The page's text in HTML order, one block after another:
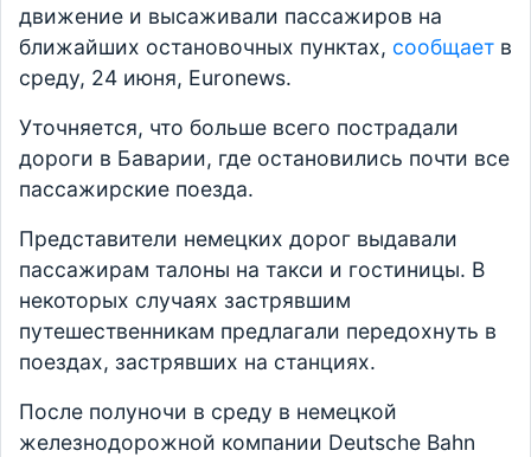
движение и высаживали пассажиров на
ближайших остановочных пунктах, сообщает в
среду, 24 июня, Euronews.
Уточняется, что больше всего пострадали
дороги в Баварии, где остановились почти все
пассажирские поезда.
Представители немецких дорог выдавали
пассажирам талоны на такси и гостиницы. В
некоторых случаях застрявшим
путешественникам предлагали передохнуть в
поездах, застрявших на станциях.
После полуночи в среду в немецкой
железнодорожной компании Deutsche Bahn